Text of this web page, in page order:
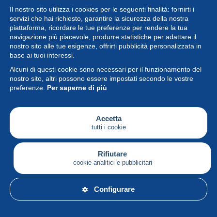
Il nostro sito utilizza i cookies per le seguenti finalità: fornirti i
servizi che hai richiesto, garantire la sicurezza della nostra
piattaforma, ricordare le tue preferenze per rendere la tua
navigazione più piacevole, produrre statistiche per adattare il
nostro sito alle tue esigenze, offrirti pubblicità personalizzata in
base ai tuoi interessi.
Alcuni di questi cookie sono necessari per il funzionamento del
nostro sito, altri possono essere impostati secondo le vostre
preferenze. Per saperne di più
Accetta
tutti i cookie
Rifiutare
cookie analitici e pubblicitari
Configurare
Collezione
Novità
Funzione
Società
Servizi
Sta scrivendo
Italiano